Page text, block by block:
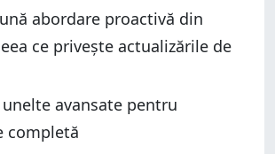
abordare proactivă din
ce privește actualizările de
avansate pentru
completă